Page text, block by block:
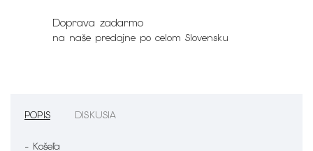
Doprava zadarmo
na naše predajne po celom Slovensku
POPIS DISKUSIA
- Košeľa